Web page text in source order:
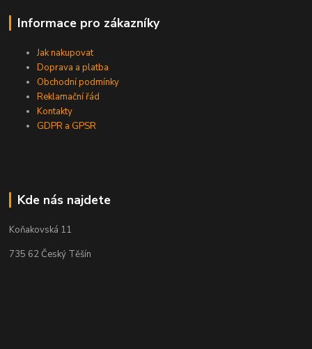
Informace pro zákazníky
Jak nakupovat
Doprava a platba
Obchodní podmínky
Reklamační řád
Kontakty
GDPR a GPSR
Kde nás najdete
Koňakovská 11
735 62 Český Těšín